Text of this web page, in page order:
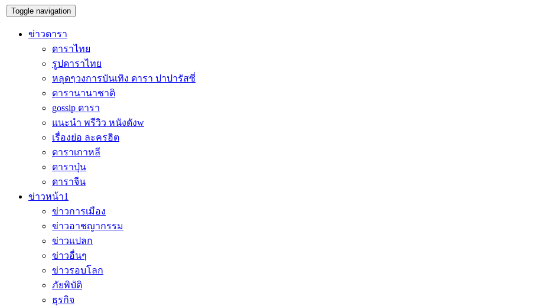
Toggle navigation
ข่าวดารา
ดาราไทย
รูปดาราไทย
หลุดๆวงการบันเทิง ดารา ปาปารัสซี่
ดารานานาชาติ
gossip ดารา
แนะนำ พรีวิว หนังดังw
เรื่องย่อ ละครฮิต
ดาราเกาหลี
ดาราปุ่น
ดาราจีน
ข่าวหน้า1
ข่าวการเมือง
ข่าวอาชญากรรม
ข่าวแปลก
ข่าวอื่นๆ
ข่าวรอบโลก
ภัยพิบัติ
ธุรกิจ